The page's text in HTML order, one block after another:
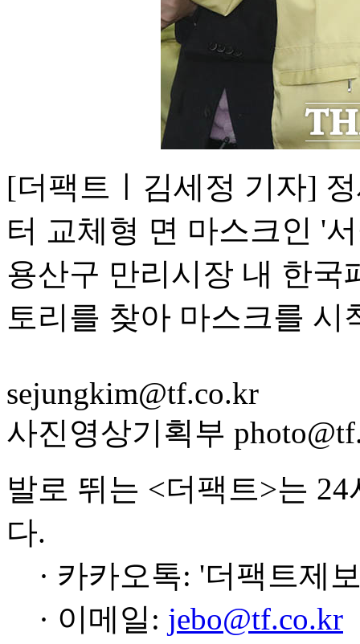
[더팩트ㅣ김세정 기자]
터 교체형 면 마스크인 '
용산구 만리시장 내 한국
토리를 찾아 마스크를 시
sejungkim@tf.co.kr
사진영상기획부
발로 뛰는 <더팩트>는
다.
· 카카오톡: '더팩트제
· 이메일: jebo@tf.co.kr